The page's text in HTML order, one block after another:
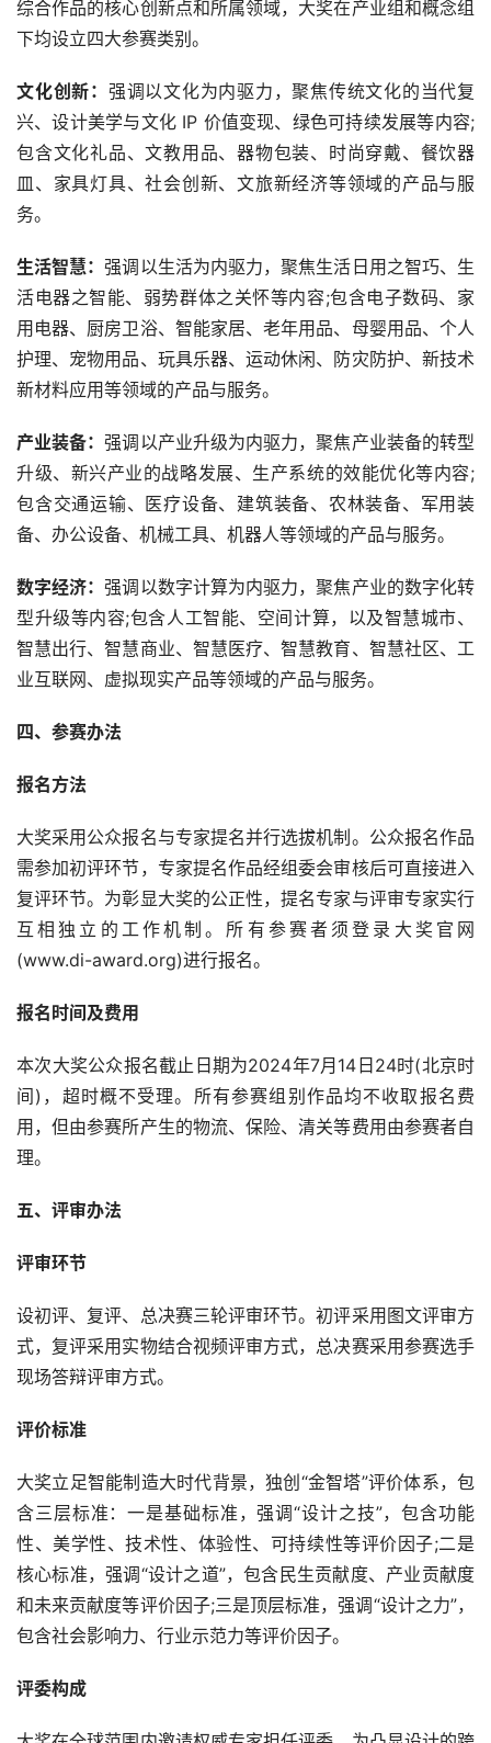
综合作品的核心创新点和所属领域，大奖在产业组和概念组
下均设立四大参赛类别。
文化创新： 强调以文化为内驱力，聚焦传统文化的当代复
兴、设计美学与文化 IP 价值变现、绿色可持续发展等内容;
包含文化礼品、文教用品、器物包装、时尚穿戴、餐饮器
皿、家具灯具、社会创新、文旅新经济等领域的产品与服
务。
生活智慧：强调以生活为内驱力，聚焦生活日用之智巧、生
活电器之智能、弱势群体之关怀等内容;包含电子数码、家
用电器、厨房卫浴、智能家居、老年用品、母婴用品、个人
护理、宠物用品、玩具乐器、运动休闲、防灾防护、新技术
新材料应用等领域的产品与服务。
产业装备：强调以产业升级为内驱力，聚焦产业装备的转型
升级、新兴产业的战略发展、生产系统的效能优化等内容;
包含交通运输、医疗设备、建筑装备、农林装备、军用装
备、办公设备、机械工具、机器人等领域的产品与服务。
数字经济：强调以数字计算为内驱力，聚焦产业的数字化转
型升级等内容;包含人工智能、空间计算，以及智慧城市、
智慧出行、智慧商业、智慧医疗、智慧教育、智慧社区、工
业互联网、虚拟现实产品等领域的产品与服务。
四、参赛办法
报名方法
大奖采用公众报名与专家提名并行选拔机制。公众报名作品
需参加初评环节，专家提名作品经组委会审核后可直接进入
复评环节。为彰显大奖的公正性，提名专家与评审专家实行
互相独立的工作机制。所有参赛者须登录大奖官网
(www.di-award.org)进行报名。
报名时间及费用
本次大奖公众报名截止日期为2024年7月14日24时(北京时
间)，超时概不受理。所有参赛组别作品均不收取报名费
用，但由参赛所产生的物流、保险、清关等费用由参赛者自
理。
五、评审办法
评审环节
设初评、复评、总决赛三轮评审环节。初评采用图文评审方
式，复评采用实物结合视频评审方式，总决赛采用参赛选手
现场答辩评审方式。
评价标准
大奖立足智能制造大时代背景，独创“金智塔”评价体系，包
含三层标准：一是基础标准，强调“设计之技”，包含功能
性、美学性、技术性、体验性、可持续性等评价因子;二是
核心标准，强调“设计之道”，包含民生贡献度、产业贡献度
和未来贡献度等评价因子;三是顶层标准，强调“设计之力”，
包含社会影响力、行业示范力等评价因子。
评委构成